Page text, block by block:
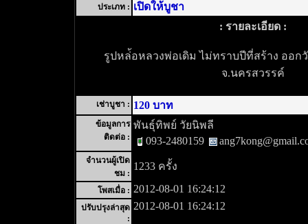
ประเภท : เปิดให้บูชา
: รายละเอียด :
รูปหล่้อหลวงพ่อเดิม ไม่ทราบปีที่สร้าง ออก
จ.นครสวรรค์
เช่าบูชา : 120 บาท
ข้อมูลการ
ติดต่อ :
พันธุ์ทิพย์ วัยนิพลี
093-2480159
จำนวนผู้เปิด
ชม :
1233 ครั้ง
โพสเมื่อ : 2012-08-01 16:24:12
ปรับปรุงล่าสุด
:
2012-08-01 16:24:12